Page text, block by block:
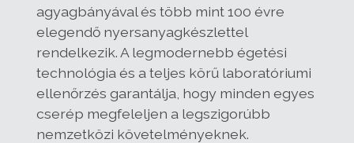
agyagbányával és több mint 100 évre
elegendő nyersanyagkészlettel
rendelkezik. A legmodernebb égetési
technológia és a teljes körű laboratóriumi
ellenőrzés garantálja, hogy minden egyes
cserép megfeleljen a legszigorúbb
nemzetközi követelményeknek.